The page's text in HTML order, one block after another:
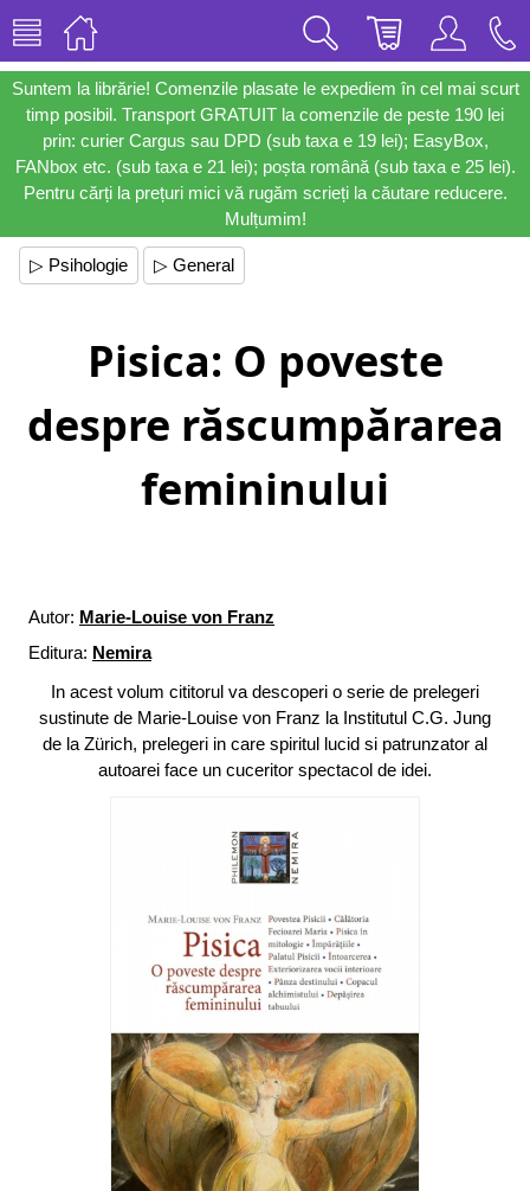
Suntem la librărie! Comenzile plasate le expediem în cel mai scurt
timp posibil. Transport GRATUIT la comenzile de peste 190 lei
prin: curier Cargus sau DPD (sub taxa e 19 lei); EasyBox,
FANbox etc. (sub taxa e 21 lei); poșta română (sub taxa e 25 lei).
Pentru cărți la prețuri mici vă rugăm scrieți la căutare reducere.
Mulțumim!
▷ Psihologie ▷ General
Pisica: O poveste
despre răscumpărarea
femininului
Autor: Marie-Louise von Franz
Editura: Nemira
In acest volum cititorul va descoperi o serie de prelegeri
sustinute de Marie-Louise von Franz la Institutul C.G. Jung
de la Zürich, prelegeri in care spiritul lucid si patrunzator al
autoarei face un cuceritor spectacol de idei.